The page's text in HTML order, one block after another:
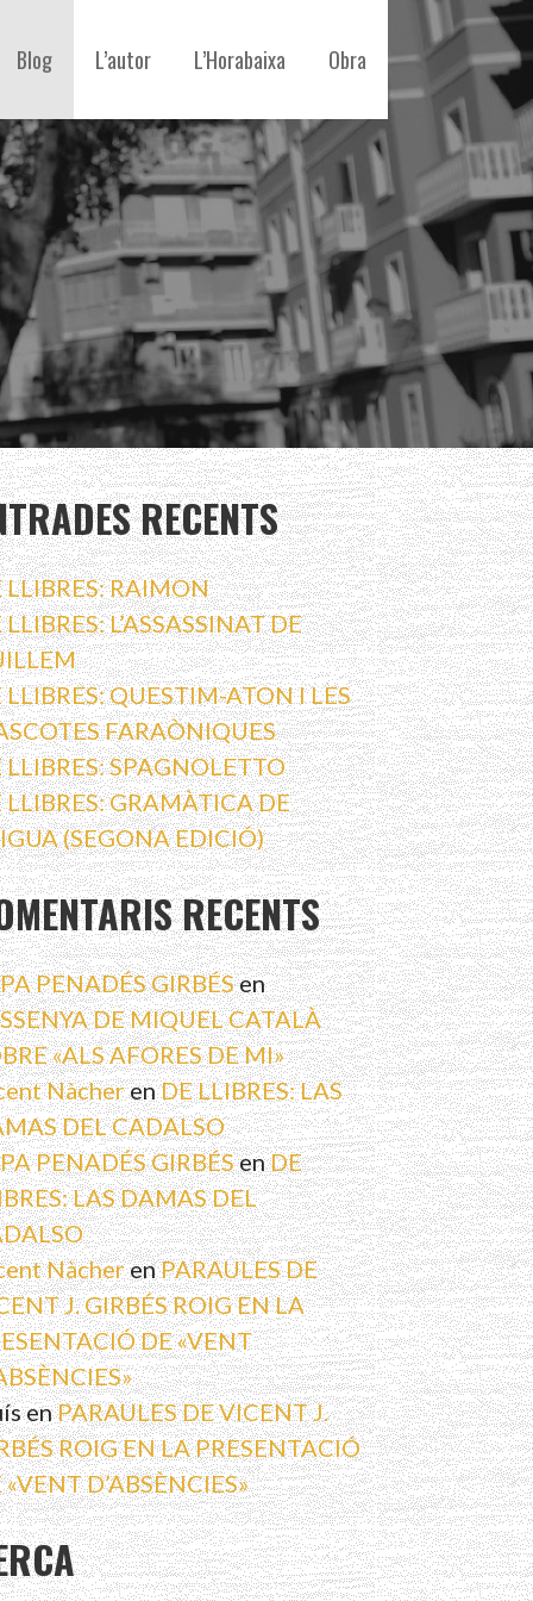
Blog L’autor L’Horabaixa Obra
RECENTS
LLIBRES: RAIMON
LLIBRES: L’ASSASSINAT DE
LLIBRES: QUESTIM-ATON I LES
FARAÒNIQUES
LLIBRES: SPAGNOLETTO
LLIBRES: GRAMÀTICA DE
(SEGONA EDICIÓ)
RECENTS
PENADÉS GIRBÉSen
DE MIQUEL CATALÀ
«ALS AFORES DE MI»
NàcherenDE LLIBRES: LAS
DEL CADALSO
PENADÉS GIRBÉSenDE
LAS DAMAS DEL
NàcherenPARAULES DE
J. GIRBÉS ROIG EN LA
DE «VENT
enPARAULES DE VICENT J.
ROIG EN LA PRESENTACIÓ
«VENT D’ABSÈNCIES»